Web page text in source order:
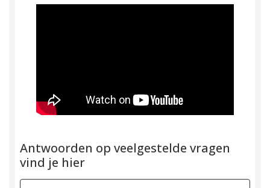
Antwoorden op veelgestelde vragen
vind je hier